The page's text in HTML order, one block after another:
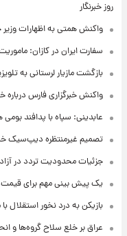
روز خبرنگار
واکنش همتی به اظهارات وزیر
سفارت ایران در کازان:
بازگشت مازیار لرستانی به
واکنش خبرگزاری فارس
عابدینی: سپاه با پدافند
تصمیم غیرمنتظره دیپ‌سیک
جزئیات محدودیت تردد در
یک پیش ‌بینی مهم برای قیمت دلار،
بازیکن به درد نخور استقلال
عراق بر خلع سلاح گروه‌ها و